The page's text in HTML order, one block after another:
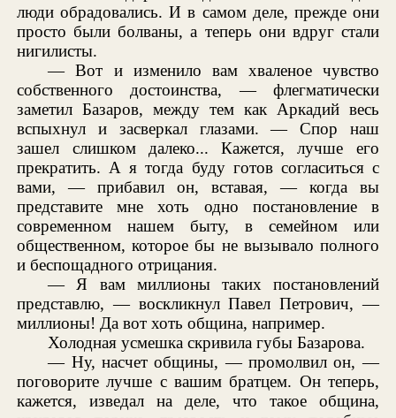
люди обрадовались. И в самом деле, прежде они
просто были болваны, а теперь они вдруг стали
нигилисты.
— Вот и изменило вам хваленое чувство
собственного достоинства, — флегматически
заметил Базаров, между тем как Аркадий весь
вспыхнул и засверкал глазами. — Спор наш
зашел слишком далеко... Кажется, лучше его
прекратить. А я тогда буду готов согласиться с
вами, — прибавил он, вставая, — когда вы
представите мне хоть одно постановление в
современном нашем быту, в семейном или
общественном, которое бы не вызывало полного
и беспощадного отрицания.
— Я вам миллионы таких постановлений
представлю, — воскликнул Павел Петрович, —
миллионы! Да вот хоть община, например.
Холодная усмешка скривила губы Базарова.
— Ну, насчет общины, — промолвил он, —
поговорите лучше с вашим братцем. Он теперь,
кажется, изведал на деле, что такое община,